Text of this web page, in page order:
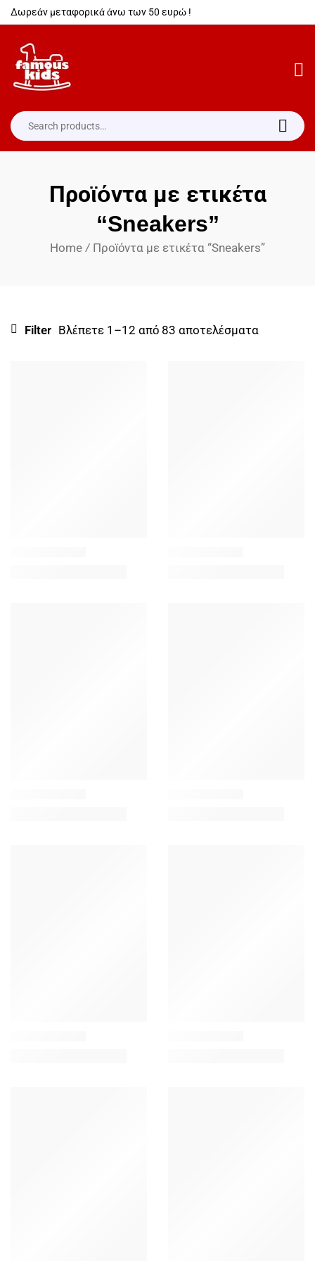
Δωρεάν μεταφορικά άνω των 50 ευρώ !
Προϊόντα με ετικέτα
“Sneakers”
Home / Προϊόντα με ετικέτα “Sneakers”
Filter Βλέπετε 1–12 από 83 αποτελέσματα